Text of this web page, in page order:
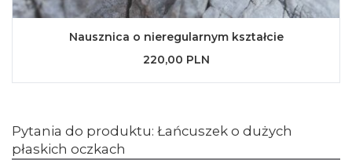
Nausznica o nieregularnym kształcie
220,00 PLN
Pytania do produktu: Łańcuszek o dużych
płaskich oczkach